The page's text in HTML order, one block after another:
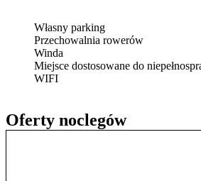
Oferty noclegów
Własny parking
Przechowalnia rowerów
Winda
Miejsce dostosowane do
WIFI